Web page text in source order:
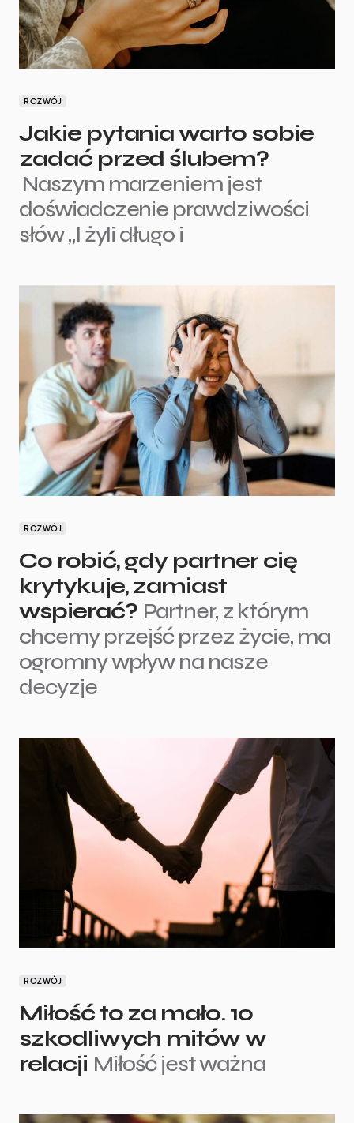
ROZWÓJ
Jakie pytania warto sobie
zadać przed ślubem?
Naszym marzeniem jest
doświadczenie prawdziwości
słów „I żyli długo i
ROZWÓJ
Co robić, gdy partner cię
krytykuje, zamiast
wspierać? Partner, z którym
chcemy przejść przez życie, ma
ogromny wpływ na nasze
decyzje
ROZWÓJ
Miłość to za mało. 10
szkodliwych mitów w
relacji Miłość jest ważna